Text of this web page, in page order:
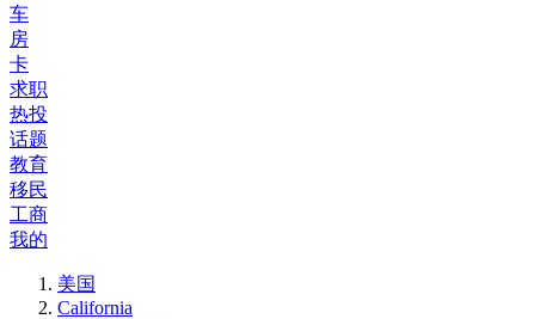
车
房
卡
求职
热投
话题
教育
移民
工商
我的
美国
California